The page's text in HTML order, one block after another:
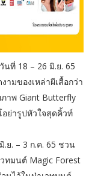
นที่ 18 – 26 มิ.ย. 65
มของเหล่าผีเสื้อกว่า
าพ Giant Butterfly
ย่ารูปหัวใจสุดคิ้วท์
.ย. – 3 ก.ค. 65 ชวน
ทมนต์ Magic Forest